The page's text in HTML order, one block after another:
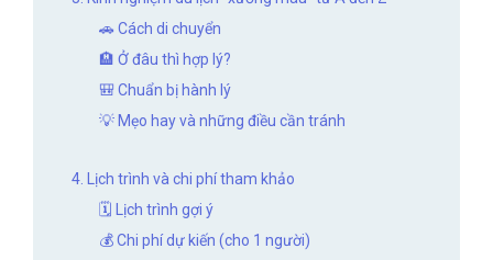
🚗 Cách di chuyển
🏨 Ở đâu thì hợp lý?
🎒 Chuẩn bị hành lý
💡 Mẹo hay và những điều cần tránh
4. Lịch trình và chi phí tham khảo
🗓️ Lịch trình gợi ý
💰 Chi phí dự kiến (cho 1 người)